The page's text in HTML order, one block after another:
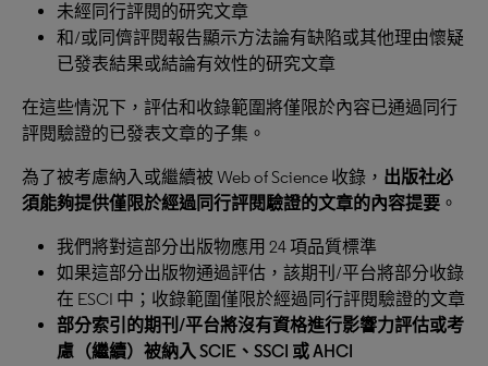
未經同行評閱的研究文章
和/或同儕評閱報告顯示方法論有缺陷或其他理由懷疑
已發表結果或結論有效性的研究文章
在這些情況下，評估和收錄範圍將僅限於內容已通過同行
評閱驗證的已發表文章的子集。
為了被考慮納入或繼續被 Web of Science 收錄， 出版社必
須能夠提供僅限於經過同行評閱驗證的文章的內容提要 。
我們將對這部分出版物應用 24 項品質標準
如果這部分出版物通過評估，該期刊/平台將部分收錄
在 ESCI 中；收錄範圍僅限於經過同行評閱驗證的文章
部分索引的期刊 /平台將沒有資格進行影響力評估或考
慮（繼續）被納入SCIE 、 SSCI 或AHCI